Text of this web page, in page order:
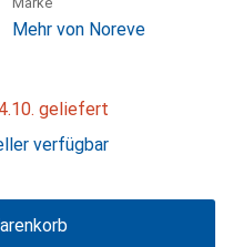
Mehr von Noreve
geliefert
verfügbar